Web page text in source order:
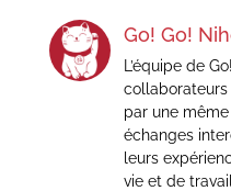
Go! Go!
L’équipe de
collaborateurs
par une
échanges
leurs
vie et de